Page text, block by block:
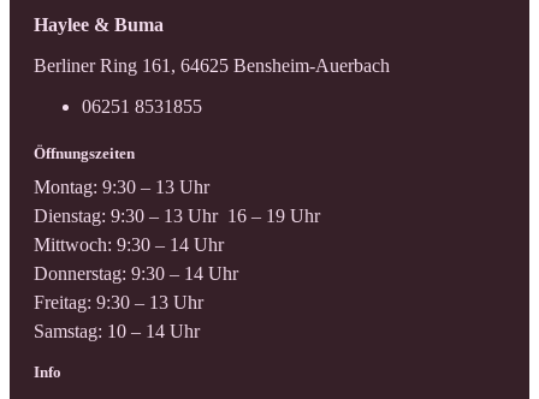
Haylee & Buma
Berliner Ring 161, 64625 Bensheim-Auerbach
06251 8531855
Öffnungszeiten
Montag: 9:30 – 13 Uhr
Dienstag: 9:30 – 13 Uhr 16 – 19 Uhr
Mittwoch: 9:30 – 14 Uhr
Donnerstag: 9:30 – 14 Uhr
Freitag: 9:30 – 13 Uhr
Samstag: 10 – 14 Uhr
Info